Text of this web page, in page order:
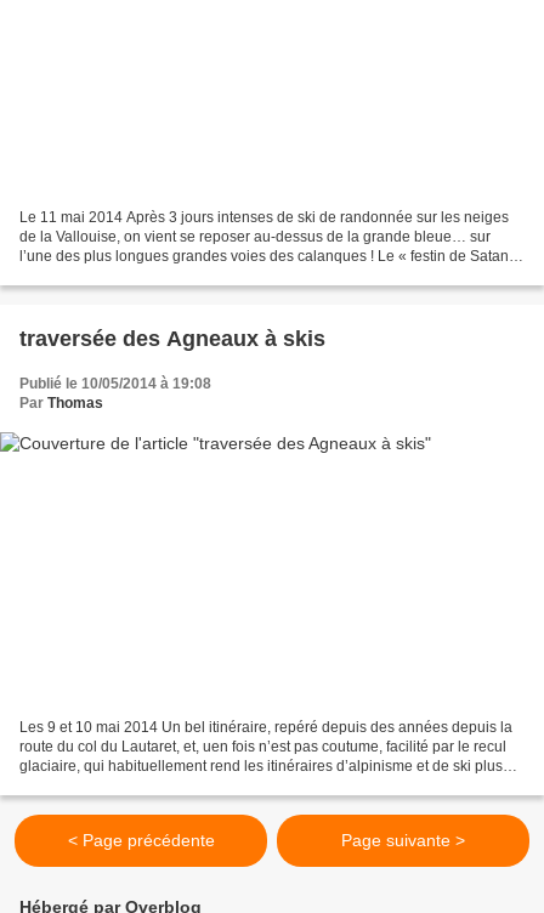
Le 11 mai 2014 Après 3 jours intenses de ski de randonnée sur les neiges
de la Vallouise, on vient se reposer au-dessus de la grande bleue… sur
l’une des plus longues grandes voies des calanques ! Le « festin de Satan »,
traversée des Agneaux à skis
Publié le 10/05/2014 à 19:08
Par Thomas
Les 9 et 10 mai 2014 Un bel itinéraire, repéré depuis des années depuis la
route du col du Lautaret, et, uen fois n’est pas coutume, facilité par le recul
glaciaire, qui habituellement rend les itinéraires d’alpinisme et de ski plus
< Page précédente Page suivante >
Hébergé par Overblog